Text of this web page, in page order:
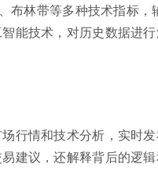
布林带等多种技术指标
能技术，对历史数据进
行情和技术分析，实时发
建议，还解释背后的逻